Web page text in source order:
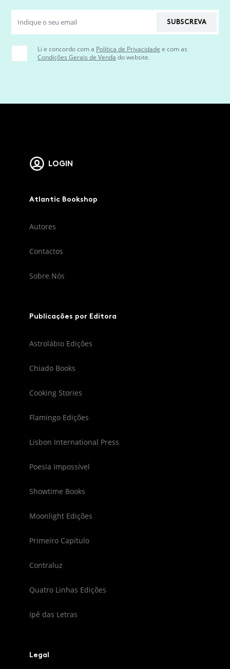
SUBSCREVA
Li e concordo com a Política de Privacidade e com as
Condições Gerais de Venda do website.
LOGIN
Atlantic Bookshop
Autores
Contactos
Sobre Nós
Publicações por Editora
Astrolábio Edições
Chiado Books
Cooking Stories
Flamingo Edições
Lisbon International Press
Poesia Impossível
Showtime Books
Moonlight Edições
Primeiro Capítulo
Contraluz
Quatro Linhas Edições
Ipê das Letras
Legal